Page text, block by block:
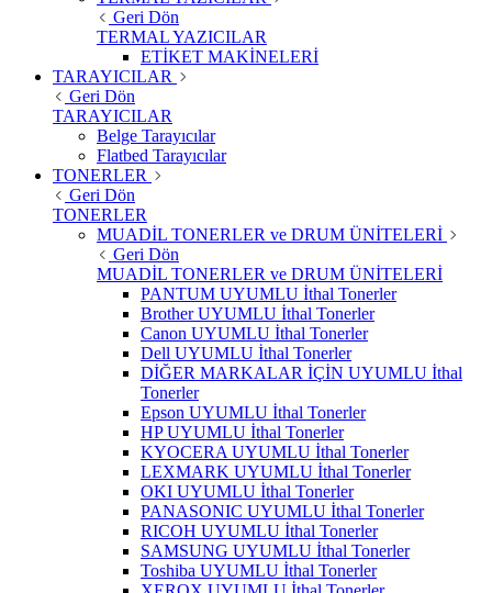
Geri Dön
TERMAL YAZICILAR
ETİKET MAKİNELERİ
TARAYICILAR
Geri Dön
TARAYICILAR
Belge Tarayıcılar
Flatbed Tarayıcılar
TONERLER
Geri Dön
TONERLER
MUADİL TONERLER ve DRUM ÜNİTELERİ
Geri Dön
MUADİL TONERLER ve DRUM ÜNİTELERİ
PANTUM UYUMLU İthal Tonerler
Brother UYUMLU İthal Tonerler
Canon UYUMLU İthal Tonerler
Dell UYUMLU İthal Tonerler
DİĞER MARKALAR İÇİN UYUMLU İthal
Tonerler
Epson UYUMLU İthal Tonerler
HP UYUMLU İthal Tonerler
KYOCERA UYUMLU İthal Tonerler
LEXMARK UYUMLU İthal Tonerler
OKI UYUMLU İthal Tonerler
PANASONIC UYUMLU İthal Tonerler
RICOH UYUMLU İthal Tonerler
SAMSUNG UYUMLU İthal Tonerler
Toshiba UYUMLU İthal Tonerler